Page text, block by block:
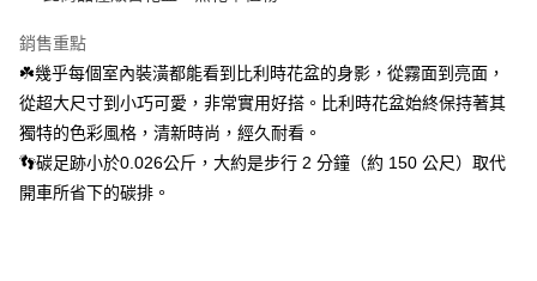
【注意事項】
易，需依本服務之必要範圍內提供個人資料，並將交易相關給付款項請求債
權轉讓予恩沛科技股份有限公司。
２．關於個人資料處理事宜，請瀏覽以下網址：
https://aftee.tw/terms/#terms3
３．未成年的使用者請事先徵得法定代理人或監護人之同意方可使用
「AFTEE先享後付」，若未經同意申辦者引起之損失，本公司不負相關責
銷售重點
☘️幾乎每個室內裝潢都能看到比利時花盆的身影，從霧面到亮面，
從超大尺寸到小巧可愛，非常實用好搭。比利時花盆始終保持著其
獨特的色彩風格，清新時尚，經久耐看。
👣碳足跡小於0.026公斤，大約是步行 2 分鐘（約 150 公尺）取代
開車所省下的碳排。